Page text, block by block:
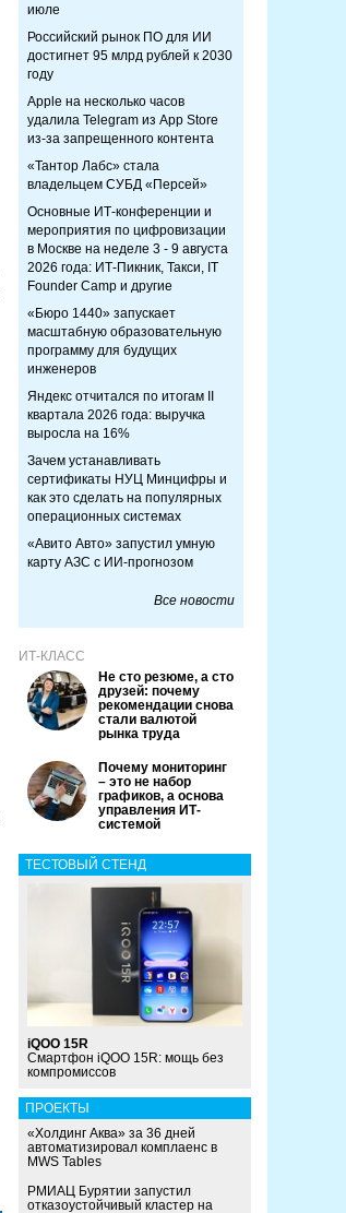
июле
Российский рынок ПО для ИИ
достигнет 95 млрд рублей к 2030
году
Apple на несколько часов
удалила Telegram из App Store
из-за запрещенного контента
«Тантор Лабс» стала
владельцем СУБД «Персей»
Основные ИТ-конференции и
мероприятия по цифровизации
в Москве на неделе 3 - 9 августа
2026 года: ИТ-Пикник, Такси, IT
Founder Camp и другие
«Бюро 1440» запускает
масштабную образовательную
программу для будущих
инженеров
Яндекс отчитался по итогам II
квартала 2026 года: выручка
выросла на 16%
Зачем устанавливать
сертификаты НУЦ Минцифры и
как это сделать на популярных
операционных системах
«Авито Авто» запустил умную
карту АЗС с ИИ-прогнозом
Все новости
ИТ-КЛАСС
Не сто резюме, а сто
друзей: почему
рекомендации снова
стали валютой
рынка труда
Почему мониторинг
– это не набор
графиков, а основа
управления ИТ-
системой
ТЕСТОВЫЙ СТЕНД
iQOO 15R
Смартфон iQOO 15R: мощь без
компромиссов
ПРОЕКТЫ
«Холдинг Аква» за 36 дней
автоматизировал комплаенс в
MWS Tables
РМИАЦ Бурятии запустил
отказоустойчивый кластер на